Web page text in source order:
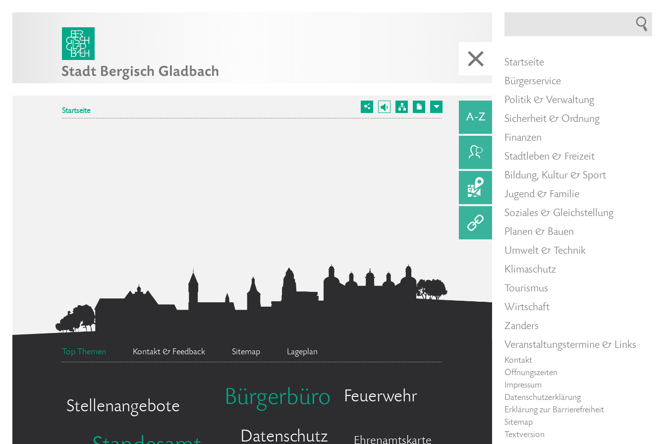
Startseite
Top Themen Kontakt & Feedback Sitemap Lageplan
Stellenangebote Bürgerbüro Feuerwehr
Datenschutz Ehrenamtskarte
Startseite
Bürgerservice
Politik & Verwaltung
Sicherheit & Ordnung
Finanzen
Stadtleben & Freizeit
Bildung, Kultur & Sport
Jugend & Familie
Soziales & Gleichstellung
Planen & Bauen
Umwelt & Technik
Klimaschutz
Tourismus
Wirtschaft
Zanders
Veranstaltungstermine & Links
Kontakt
Öffnungszeiten
Impressum
Datenschutzerklärung
Erklärung zur Barrierefreiheit
Sitemap
Textversion